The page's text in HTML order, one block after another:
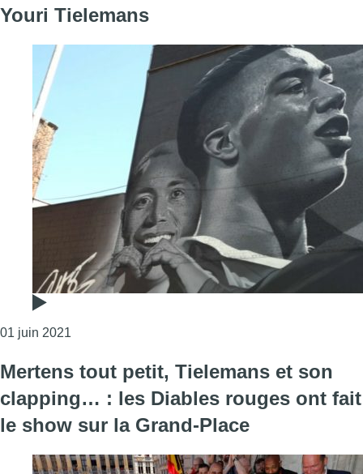
Youri Tielemans
01 juin 2021
Mertens tout petit, Tielemans et son
clapping… : les Diables rouges ont fait
le show sur la Grand-Place